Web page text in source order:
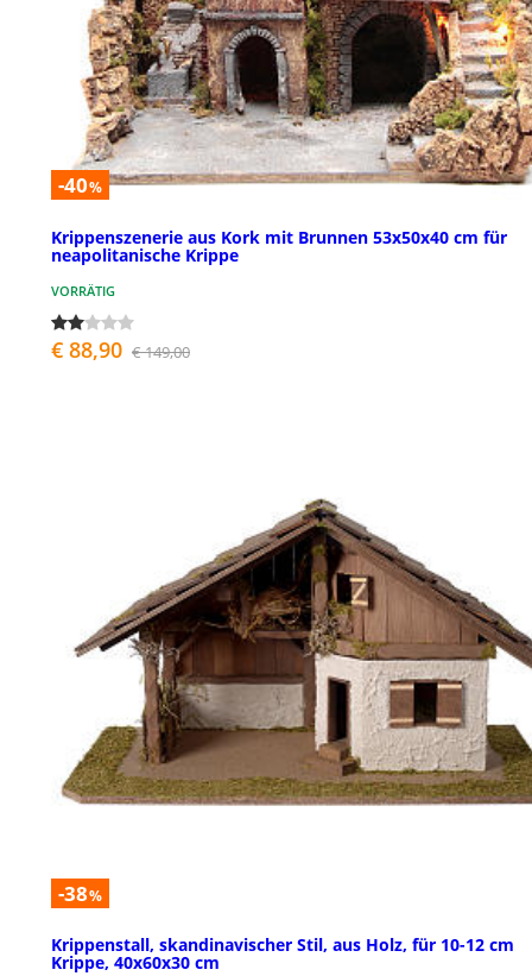
-40%
Krippenszenerie aus Kork mit Brunnen 53x50x40 cm für
neapolitanische Krippe
VORRÄTIG
€ 88,90 € 149,00
-38%
Krippenstall, skandinavischer Stil, aus Holz, für 10-12 cm
Krippe, 40x60x30 cm